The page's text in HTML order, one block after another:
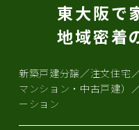
東大阪で
地域密着
新築戸建分譲／注文住宅
マンション・中古戸建）
ーション